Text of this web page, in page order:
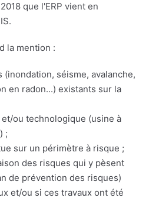
que l'ERP vient en
la mention :
séisme, avalanche,
en radon...) existants sur la
ou technologique (usine à
;
sur un périmètre à risque ;
des risques qui y pèsent
de prévention des risques)
et/ou si ces travaux ont été